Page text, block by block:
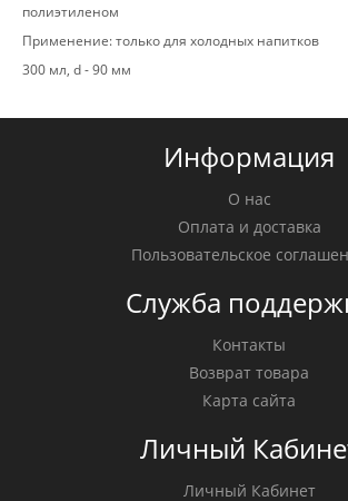
полиэтиленом
Применение: только для холодных напитков
300 мл, d - 90 мм
Информация
О нас
Оплата и доставка
Пользовательское
Служба
Контакты
Возврат товара
Карта сайта
Личный
Личный Кабинет